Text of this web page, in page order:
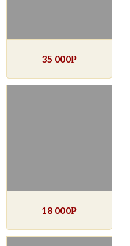
35 000Р
18 000Р